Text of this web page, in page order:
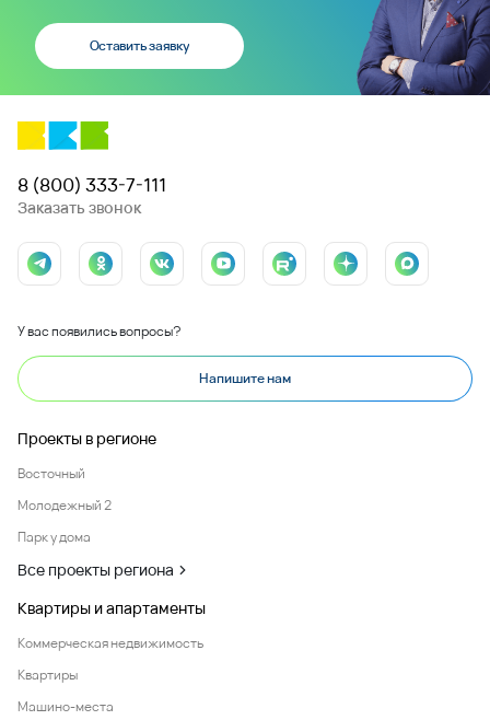
Оставить заявку
8 (800) 333-7-111
Заказать звонок
У вас появились вопросы?
Напишите нам
Проекты в регионе
Восточный
Молодежный 2
Парк у дома
Все проекты региона
Квартиры и апартаменты
Коммерческая недвижимость
Квартиры
Машино-места